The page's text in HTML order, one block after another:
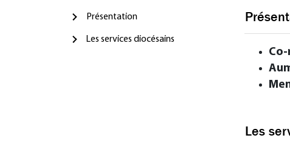
Présentation
Les services diocésains
Les